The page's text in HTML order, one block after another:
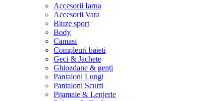
Accesorii Iarna
Accesorii Vara
Bluze sport
Body
Camasi
Compleuri baieti
Geci & Jachete
Ghiozdane & genți
Pantaloni Lungi
Pantaloni Scurti
Pijamale & Lenjerie